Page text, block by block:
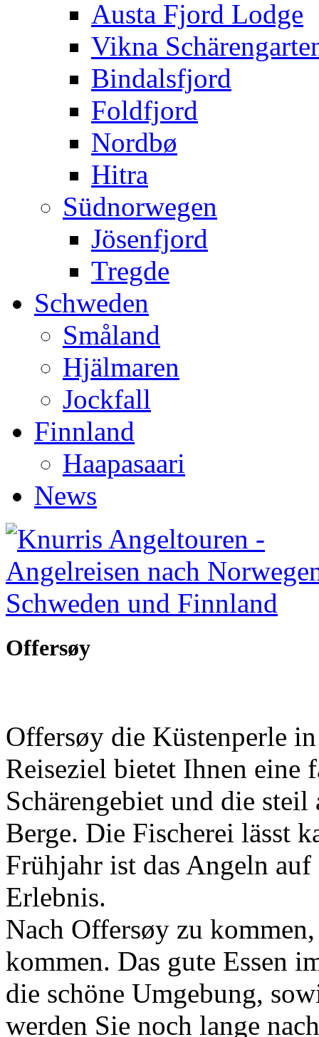
Austa Fjord Lodge
Vikna
Bindalsfjord
Foldfjord
Nordbø
Hitra
Südnorwegen
Jösenfjord
Tregde
Schweden
Småland
Hjälmaren
Jockfall
Finnland
Haapasaari
News
Offersøy
Offersøy die Küstenperle
Reiseziel bietet Ihnen eine
Schärengebiet und die
Berge. Die Fischerei lässt
Frühjahr ist das Angeln
Erlebnis.
Nach Offersøy zu
kommen. Das gute Essen
die schöne Umgebung,
werden Sie noch lange